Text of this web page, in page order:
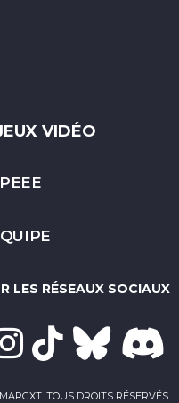
VIDÉO
LES RÉSEAUX SOCIAUX
TOUS DROITS RÉSERVÉS.